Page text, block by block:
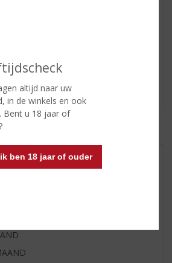
altijd naar uw
in de winkels en ook
Bent u 18 jaar of
ben 18 jaar of ouder
geplaatst voor dit product
BTW